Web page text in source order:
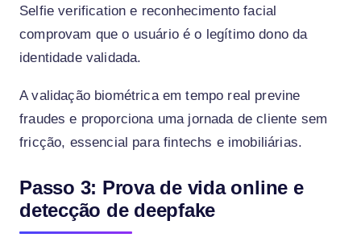
Selfie verification e reconhecimento facial
comprovam que o usuário é o legítimo dono da
identidade validada.
A validação biométrica em tempo real previne
fraudes e proporciona uma jornada de cliente sem
fricção, essencial para fintechs e imobiliárias.
Passo 3: Prova de vida online e
detecção de deepfake